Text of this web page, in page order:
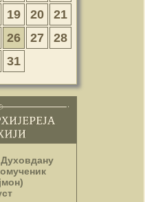
19 20
21
26 27
28
31